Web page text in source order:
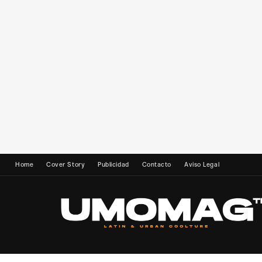
Home Cover Story Publicidad Contacto Aviso Legal